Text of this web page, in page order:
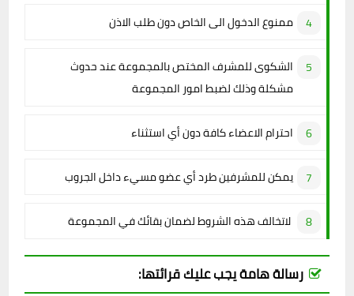
ممنوع الدخول الى الخاص دون طلب الاذن
الشكوى للمشرف المختص بالمجموعة عند حدوث
مشكلة وذلك لضبط امور المجموعة
احترام الاعضاء كافة دون أي استثناء
يمكن للمشرفين طرد أي عضو مسيء داخل الجروب
لاتخالف هذه الشروط لضمان بقائك في المجموعة
رسالة هامة يجب عليك قرائتها: